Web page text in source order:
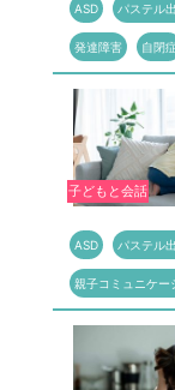
ASD パステル
発達障害 自閉
子どもと会話
ASD パステル
親子コミュニケー